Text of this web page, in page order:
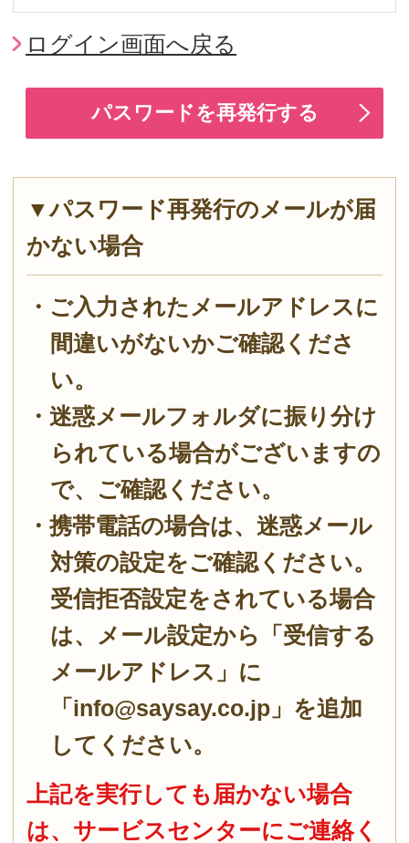
▼パスワード再発行のメールが届
・ご入力されたメールアドレスに
間違いがないかご確認くださ
られている場合がございますの
で、ご確認ください。
対策の設定をご確認ください。
受信拒否設定をされている場合
は、メール設定から「受信する
メールアドレス」に
「info@saysay.co.jp」を追加
してください。
上記を実行しても届かない場合
は、サービスセンターにご連絡く
ださいませ。
ご利用ガイド ご利用規約
特定商取引に基づく表示
個人情報保護方針
採用情報